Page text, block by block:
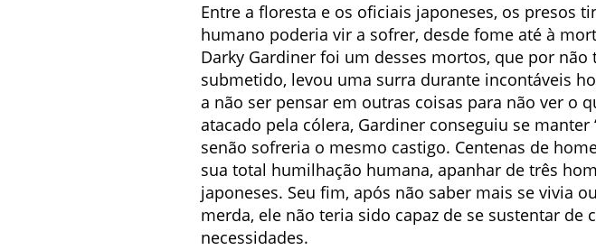
Entre a floresta e os oficiais japoneses, os presos
humano poderia vir a sofrer, desde fome até à
Darky Gardiner foi um desses mortos, que por
submetido, levou uma surra durante incontáveis
a não ser pensar em outras coisas para não ver o
atacado pela cólera, Gardiner conseguiu se
senão sofreria o mesmo castigo. Centenas de
sua total humilhação humana, apanhar de três
japoneses. Seu fim, após não saber mais se vivia
merda, ele não teria sido capaz de se sustentar
necessidades.